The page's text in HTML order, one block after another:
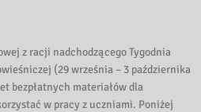
z racji nadchodzącego Tygodnia
(29 września – 3 października
bezpłatnych materiałów dla
w pracy z uczniami. Poniżej